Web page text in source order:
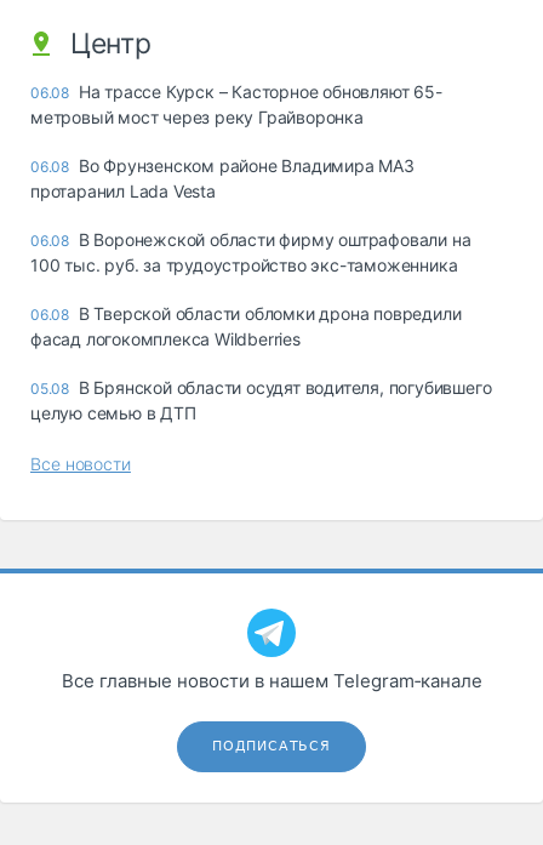
Центр
06.08 На трассе Курск – Касторное обновляют 65-
метровый мост через реку Грайворонка
06.08 Во Фрунзенском районе Владимира МАЗ
протаранил Lada Vesta
06.08 В Воронежской области фирму оштрафовали на
100 тыс. руб. за трудоустройство экс-таможенника
06.08 В Тверской области обломки дрона повредили
фасад логокомплекса Wildberries
05.08 В Брянской области осудят водителя, погубившего
целую семью в ДТП
Все новости
Все главные новости в нашем Telegram‑канале
ПОДПИСАТЬСЯ